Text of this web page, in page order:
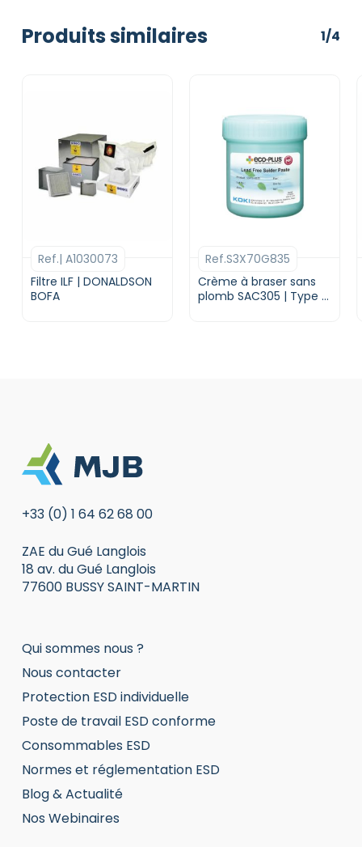
Produits similaires 1/4
Filtre ILF | DONALDSON
BOFA
Ref.| A1030073
Crème à braser sans
plomb SAC305 | Type 5
Ref.S3X70G835
+33 (0) 1 64 62 68 00
ZAE du Gué Langlois
18 av. du Gué Langlois
77600 BUSSY SAINT-MARTIN
Qui sommes nous ?
Nous contacter
Protection ESD individuelle
Poste de travail ESD conforme
Consommables ESD
Normes et réglementation ESD
Blog & Actualité
Nos Webinaires